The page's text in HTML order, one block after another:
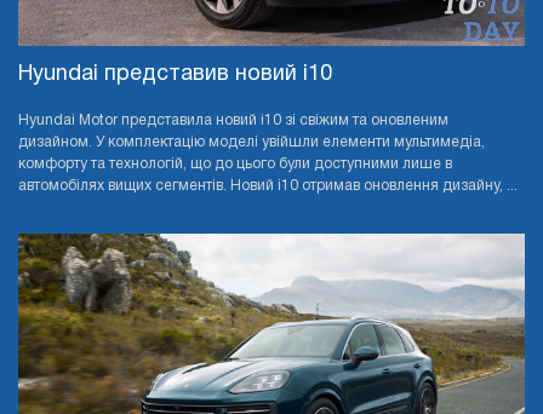
Hyundai представив новий i10
Hyundai Motor представила новий i10 зі свіжим та оновленим
дизайном. У комплектацію моделі увійшли елементи мультимедіа,
комфорту та технологій, що до цього були доступними лише в
автомобілях вищих сегментів. Новий i10 отримав оновлення дизайну, ...